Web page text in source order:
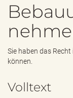
Sie haben das
können.
Volltext